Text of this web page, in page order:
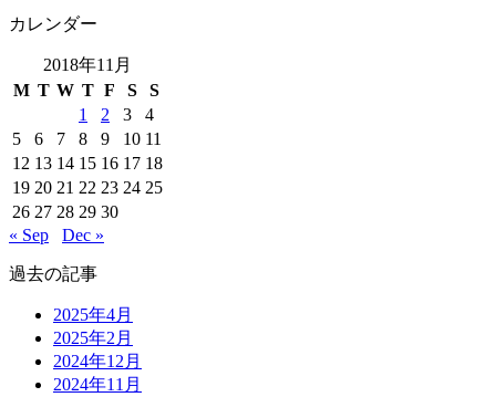
カレンダー
2018年11月
M T W T F S
S
1
2 3
4
5
6 7 8 9 10 11
12 13 14 15 16 17 18
19 20 21 22 23 24 25
26 27 28 29 30
« Sep
Dec »
過去の記事
2025年4月
2025年2月
2024年12月
2024年11月